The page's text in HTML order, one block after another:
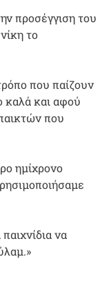
προσέγγιση του
το
που παίζουν
καλά και αφού
που
ημίχρονο
να